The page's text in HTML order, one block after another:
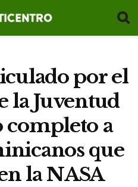
por el
la Juventud
completo a
que
la NASA